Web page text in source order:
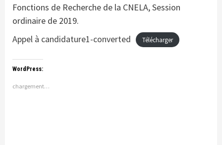
Fonctions de Recherche de la CNELA, Session
ordinaire de 2019.
Appel à candidature1-converted
Télécharger
WordPress:
chargement…